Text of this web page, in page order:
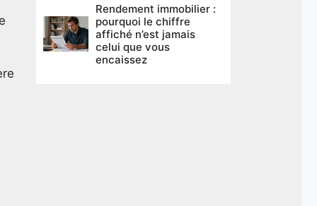
Rendement immobilier :
pourquoi le chiffre
affiché n’est jamais
celui que vous
encaissez